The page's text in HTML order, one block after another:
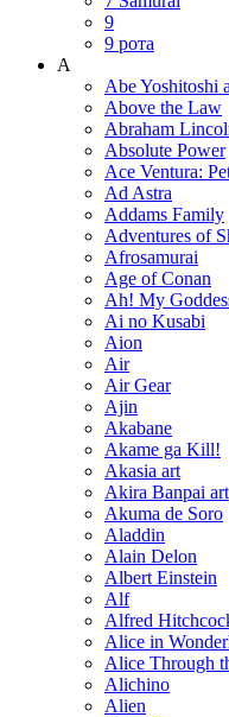
9
9 рота
A
Abe Yoshitoshi
Above the Law
Abraham
Absolute Power
Ace Ventura:
Ad Astra
Addams Family
Adventures of
Afrosamurai
Age of Conan
Ah! My
Ai no Kusabi
Aion
Air
Air Gear
Ajin
Akabane
Akame ga Kill!
Akasia art
Akira Banpai art
Akuma de Soro
Aladdin
Alain Delon
Albert Einstein
Alf
Alfred
Alice in
Alice Through
Alichino
Alien